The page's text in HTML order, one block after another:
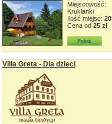
Miejscowość:
Kruklanki
Ilość miejsc: 20
Cena od 25 zł
Villa Greta - Dla dzieci